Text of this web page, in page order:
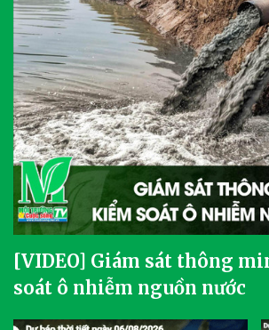
[VIDEO] Giám sát thông
soát ô nhiễm nguồn nước